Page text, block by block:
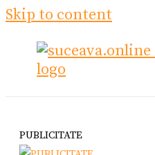
Skip to content
PUBLICITATE